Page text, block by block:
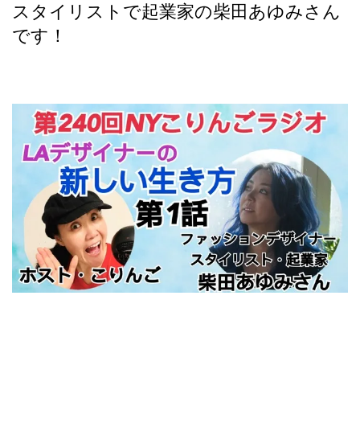
スタイリストで起業家の柴田あゆみさん
です！